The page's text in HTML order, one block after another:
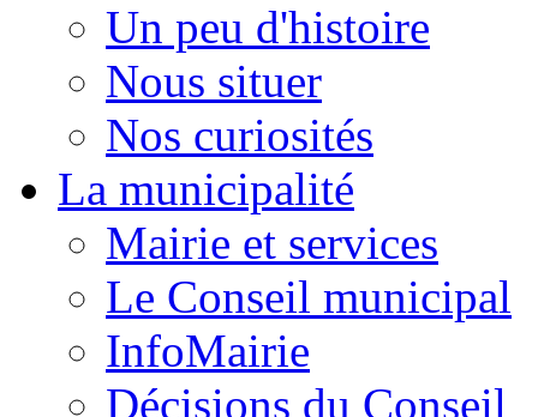
Un peu d'histoire
Nous situer
Nos curiosités
La municipalité
Mairie et services
Le Conseil municipal
InfoMairie
Décisions du Conseil